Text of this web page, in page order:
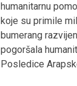
humanitarnu
koje su primile
bumerang
pogoršala
Posledice